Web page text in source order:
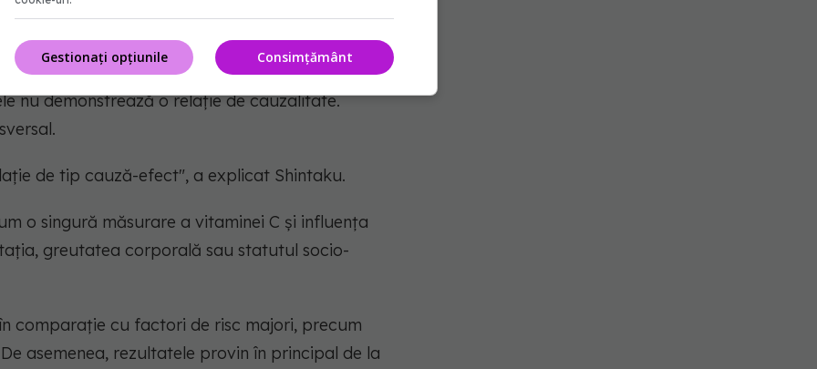
nu demonstrează o relație de cauzalitate.
de tip cauză-efect", a explicat Shintaku.
o singură măsurare a vitaminei C și influența
greutatea corporală sau statutul socio-
comparație cu factori de risc majori, precum
asemenea, rezultatele provin în principal de la
Consimțământ
Gestionați opțiunile